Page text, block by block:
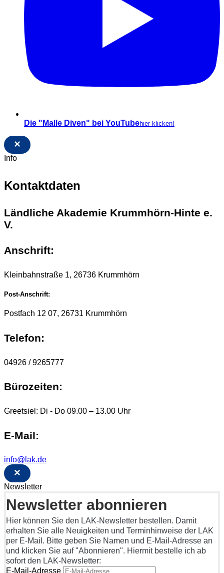
Die "Malle Diven" bei YouTubehier klicken!
×
Info
Kontaktdaten
Ländliche Akademie Krummhörn-Hinte e.
V.
Anschrift:
Kleinbahnstraße 1, 26736 Krummhörn
Post-Anschrift:
Postfach 12 07, 26731 Krummhörn
Telefon:
04926 / 9265777
Bürozeiten:
Greetsiel: Di - Do 09.00 – 13.00 Uhr
E-Mail:
info@lak.de
×
Newsletter
Newsletter abonnieren
Hier können Sie den LAK-Newsletter bestellen. Damit
erhalten Sie alle Neuigkeiten und Terminhinweise der LAK
per E-Mail. Bitte geben Sie Namen und E-Mail-Adresse an
und klicken Sie auf "Abonnieren". Hiermit bestelle ich ab
sofort den LAK-Newsletter:
E-Mail-Adresse